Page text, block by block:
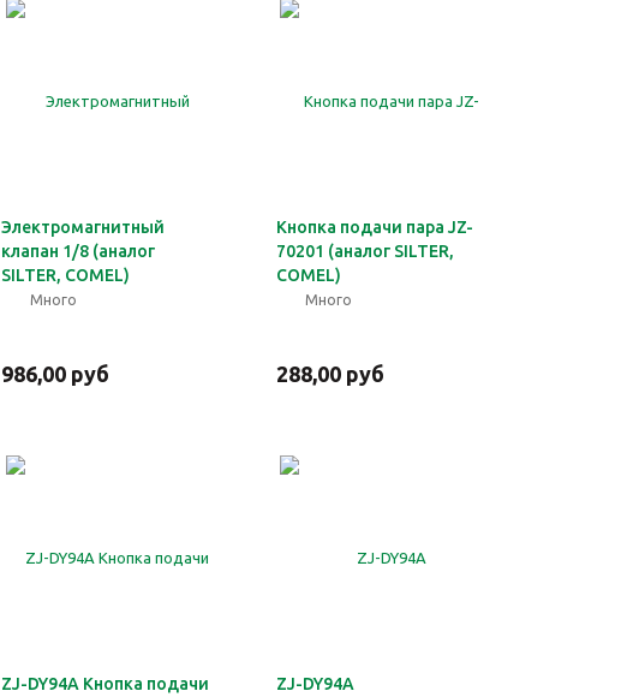
Электромагнитный
клапан 1/8 (аналог
SILTER, COMEL)
Много
986,00 руб
Кнопка подачи пара JZ-
70201 (аналог SILTER,
COMEL)
Много
288,00 руб
ZJ-DY94A Кнопка подачи
ZJ-DY94A